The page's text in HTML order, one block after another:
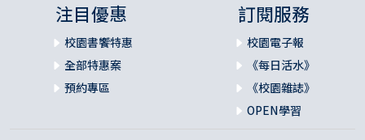
注目優惠
校園書饗特惠
全部特惠案
預約專區
訂閱服務
校園電子報
《每日活水》
《校園雜誌》
OPEN學習